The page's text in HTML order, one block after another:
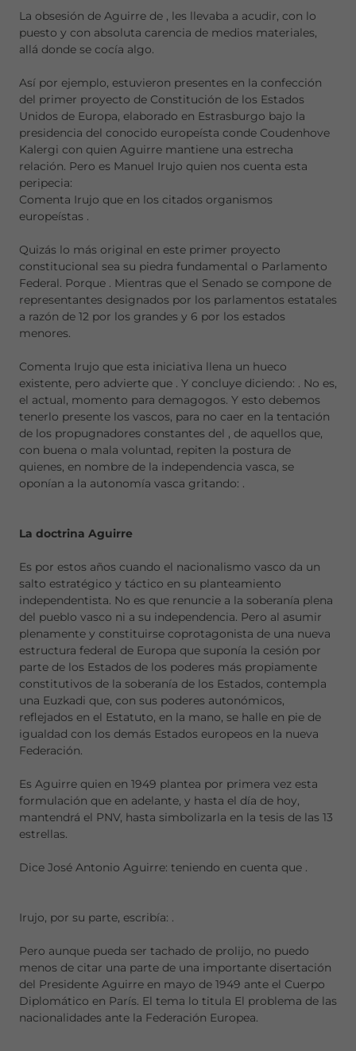
La obsesión de Aguirre de , les llevaba a acudir, con lo
puesto y con absoluta carencia de medios materiales,
allá donde se cocía algo.
Así por ejemplo, estuvieron presentes en la confección
del primer proyecto de Constitución de los Estados
Unidos de Europa, elaborado en Estrasburgo bajo la
presidencia del conocido europeísta conde Coudenhove
Kalergi con quien Aguirre mantiene una estrecha
relación. Pero es Manuel Irujo quien nos cuenta esta
peripecia:
Comenta Irujo que en los citados organismos
europeístas .
Quizás lo más original en este primer proyecto
constitucional sea su piedra fundamental o Parlamento
Federal. Porque . Mientras que el Senado se compone de
representantes designados por los parlamentos estatales
a razón de 12 por los grandes y 6 por los estados
menores.
Comenta Irujo que esta iniciativa llena un hueco
existente, pero advierte que . Y concluye diciendo: . No es,
el actual, momento para demagogos. Y esto debemos
tenerlo presente los vascos, para no caer en la tentación
de los propugnadores constantes del , de aquellos que,
con buena o mala voluntad, repiten la postura de
quienes, en nombre de la independencia vasca, se
oponían a la autonomía vasca gritando: .
La doctrina Aguirre
Es por estos años cuando el nacionalismo vasco da un
salto estratégico y táctico en su planteamiento
independentista. No es que renuncie a la soberanía plena
del pueblo vasco ni a su independencia. Pero al asumir
plenamente y constituirse coprotagonista de una nueva
estructura federal de Europa que suponía la cesión por
parte de los Estados de los poderes más propiamente
constitutivos de la soberanía de los Estados, contempla
una Euzkadi que, con sus poderes autonómicos,
reflejados en el Estatuto, en la mano, se halle en pie de
igualdad con los demás Estados europeos en la nueva
Federación.
Es Aguirre quien en 1949 plantea por primera vez esta
formulación que en adelante, y hasta el día de hoy,
mantendrá el PNV, hasta simbolizarla en la tesis de las 13
estrellas.
Dice José Antonio Aguirre: teniendo en cuenta que .
Irujo, por su parte, escribía: .
Pero aunque pueda ser tachado de prolijo, no puedo
menos de citar una parte de una importante disertación
del Presidente Aguirre en mayo de 1949 ante el Cuerpo
Diplomático en París. El tema lo titula El problema de las
nacionalidades ante la Federación Europea.